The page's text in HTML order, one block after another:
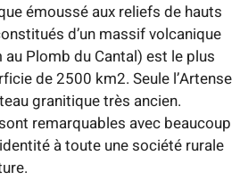
émoussé aux reliefs de hauts
d’un massif volcanique
Plomb du Cantal) est le plus
de 2500 km2. Seule l’Artense
granitique très ancien.
remarquables avec beaucoup
à toute une société rurale